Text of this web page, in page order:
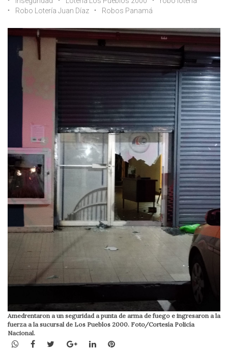
Robo Lotería Juan Díaz
Robos Panamá
Amedrentaron a un seguridad a punta de arma de fuego e ingresaron a la
fuerza a la sucursal de Los Pueblos 2000. Foto/Cortesía Policía
Nacional.
WhatsApp
Facebook
TwitterGoogle+LinkedInPinterest